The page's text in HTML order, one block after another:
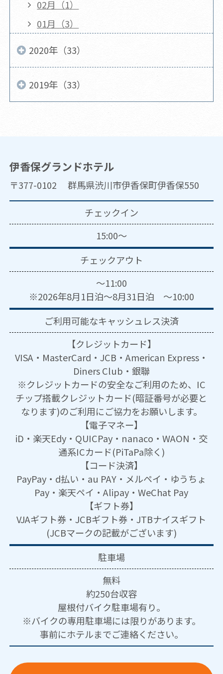
02月（1）
01月（3）
2020年（33）
2019年（33）
伊香保グランドホテル
〒377-0102 群馬県渋川市伊香保町伊香保550
チェックイン
15:00～
チェックアウト
～11:00
※2026年8月1日泊～8月31日泊 ～10:00
ご利用可能なキャッシュレス決済
【クレジットカード】
VISA・MasterCard・JCB・American Express・
Diners Club・銀聯
※クレジットカードの安全なご利用のため、IC
チップ搭載クレジットカード(暗証番号が必要と
なります)のご利用にご協力をお願いします。
【電子マネー】
iD・楽天Edy・QUICPay・nanaco・WAON・交
通系ICカード(PiTaPa除く)
【コード決済】
PayPay・d払い・au PAY・メルペイ・ゆうちょ
Pay・楽天ペイ・Alipay・WeChat Pay
【ギフト券】
VJAギフト券・JCBギフト券・JTBナイスギフト
(JCBマークの記載がございます)
駐車場
無料
約250台収容
屋根付バイク駐車場有り。
※バイクの専用駐車場には限りがあります。
事前にホテルまでご連絡ください。